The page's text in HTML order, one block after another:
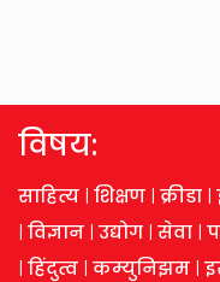
विषय:
साहित्य | शिक्षण | क्रीडा |
| विज्ञान | उद्योग | सेवा |
| हिंदुत्व | कम्युनिझम |